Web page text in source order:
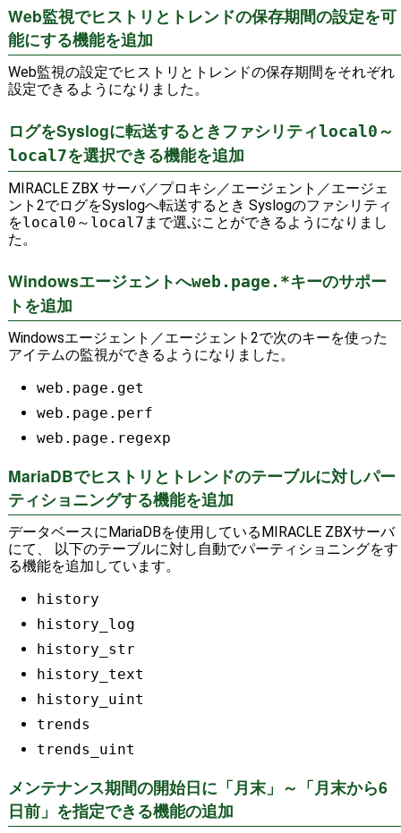
Web監視でヒストリとトレンドの保存期間の設定を可
能にする機能を追加
Web監視の設定でヒストリとトレンドの保存期間をそれぞれ
設定できるようになりました。
ログをSyslogに転送するときファシリティlocal0 ～
local7を選択できる機能を追加
MIRACLE ZBX サーバ／プロキシ／エージェント／エージェ
ント2でログをSyslogへ転送するとき Syslogのファシリティ
をlocal0 ～ local7 まで選ぶことができるようになりまし
た。
Windowsエージェントへweb.page.*キーのサポー
トを追加
Windowsエージェント／エージェント2で次のキーを使った
アイテムの監視ができるようになりました。
web.page.get
web.page.perf
web.page.regexp
MariaDBでヒストリとトレンドのテーブルに対しパー
ティショニングする機能を追加
データベースにMariaDBを使用しているMIRACLE ZBXサーバ
にて、 以下のテーブルに対し自動でパーティショニングをす
る機能を追加しています。
history
history_log
history_str
history_text
history_uint
trends
trends_uint
メンテナンス期間の開始日に「月末」～「月末から6
日前」を指定できる機能の追加